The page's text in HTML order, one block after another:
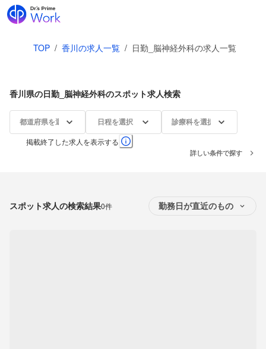
TOP / 香川の求人一覧 / 日勤_脳神経外科の求人一覧
香川県の日勤_脳神経外科のスポット求人検索
都道府県を選択 日程を選択 診療科を選択
掲載終了した求人を表示する
詳しい条件で探す
スポット求人の検索結果0件 勤務日が直近のもの